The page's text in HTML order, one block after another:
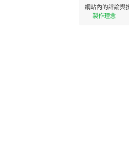
網站內的評論與
製作理念